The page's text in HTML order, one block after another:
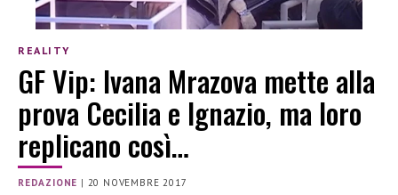
REALITY
GF Vip: Ivana Mrazova mette alla
prova Cecilia e Ignazio, ma loro
replicano così…
REDAZIONE | 20 NOVEMBRE 2017